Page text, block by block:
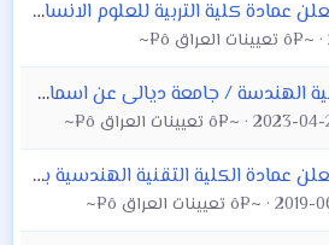
عمادة كلية التربية للعلوم الانسانية جامعة واسط
~¤ô تعيينات العراق ô¤~
تعلن . عمادة كلية الهندسة / جامعة ديالى عن اسماء المرشحين المتقدمين بصفة محاضر خارجي او عقد مسائي من حملة الشهادات العليا والبكالوريوس
2023-04- ~¤ô تعيينات العراق ô¤~
عمادة الكلية التقنية الهندسية بغداد عن حاجتها الاختصاصات المدرجة ادناه ومن حملة (الماجستير والدكتواره
2019- ~¤ô تعيينات العراق ô¤~